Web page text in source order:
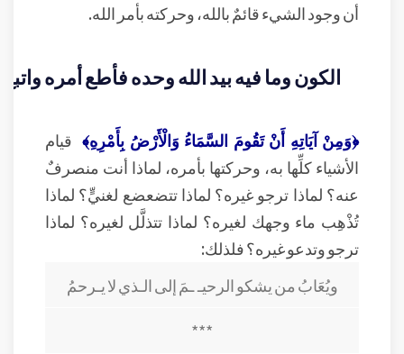
أن وجود الشيء قائمٌ بالله، وحركته بأمر الله.
الكون وما فيه بيد الله وحده فأطع أمره
﴿وَمِنْ آيَاتِهِ أَنْ تَقُومَ السَّمَاءُ وَالْأَرْضُ بِأَمْرِهِ﴾ قيام
الأشياء كلِّها به، وحركتها بأمره، لماذا أنت منصرفٌ
عنه؟ لماذا ترجو غيره؟ لماذا تتضعضع لغنيٍّ؟ لماذا
تُذْهِب ماء وجهك لغيره؟ لماذا تتذلَّل لغيره؟ لماذا
ترجو وتدعو غيره؟ فلذلك:
ويُعَابُ من يشكو الرحيـ ـمَ إلى الـذي لا يـرحمُ
***